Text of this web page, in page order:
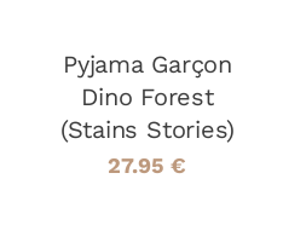
OPTIONS
PEUVENT
ÊTRE
CHOISIES
SUR
Pyjama Garçon
Dino Forest
(Stains Stories)
27.95€